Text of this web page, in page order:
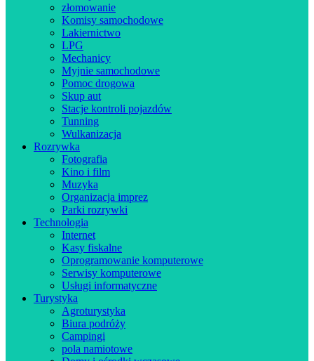
złomowanie
Komisy samochodowe
Lakiernictwo
LPG
Mechanicy
Myjnie samochodowe
Pomoc drogowa
Skup aut
Stacje kontroli pojazdów
Tunning
Wulkanizacja
Rozrywka
Fotografia
Kino i film
Muzyka
Organizacja imprez
Parki rozrywki
Technologia
Internet
Kasy fiskalne
Oprogramowanie komputerowe
Serwisy komputerowe
Usługi informatyczne
Turystyka
Agroturystyka
Biura podróży
Campingi
pola namiotowe